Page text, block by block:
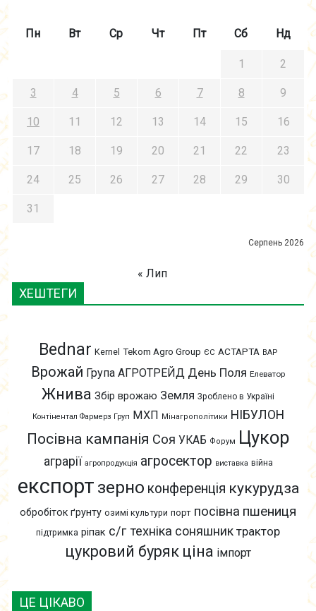
ЦЕ ЦІКАВО
Серпень 2026
Пн Вт Ср Чт Пт Сб Нд
1 2
3 4 5 6 7 8 9
10 11 12 13 14 15 16
17 18 19 20 21 22 23
24 25 26 27 28 29 30
31
« Лип
ХЕШТЕГИ
Bednar Kernel Tekom Agro Group ЄС АСТАРТА ВАР
Врожай Група АГРОТРЕЙД День Поля Елеватор
Жнива Збір врожаю Земля Зроблено в Україні
Контінентал Фармерз Груп МХП Мінагрополітики НІБУЛОН
Посівна кампанія Соя УКАБ Форум Цукор
аграрії агропродукція агросектор виставка війна
експорт зерно конференція кукурудза
обробіток ґрунту озимі культури порт посівна пшениця
підтримка ріпак с/г техніка соняшник трактор
цукровий буряк ціна імпорт